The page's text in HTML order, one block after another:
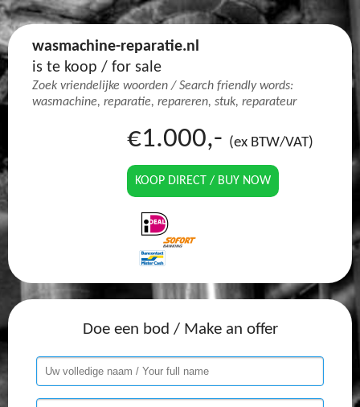
wasmachine-reparatie.nl
is te koop / for sale
Zoek vriendelijke woorden / Search friendly words:
wasmachine, reparatie, repareren, stuk, reparateur
€1.000,- (ex BTW/VAT)
KOOP DIRECT / BUY NOW
Doe een bod / Make an offer